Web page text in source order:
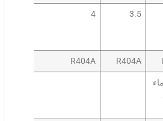
3.5
4
R404A
R404A